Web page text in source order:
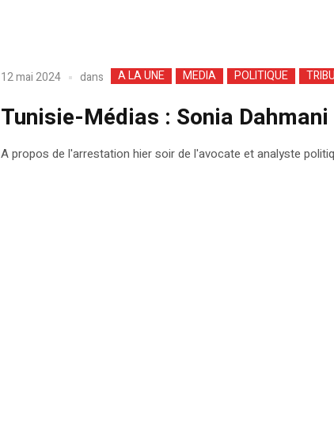
12 mai 2024 dans A LA UNE MEDIA POLITIQUE
Tunisie-Médias : Sonia
A propos de l'arrestation hier soir de l'avocate et analyste